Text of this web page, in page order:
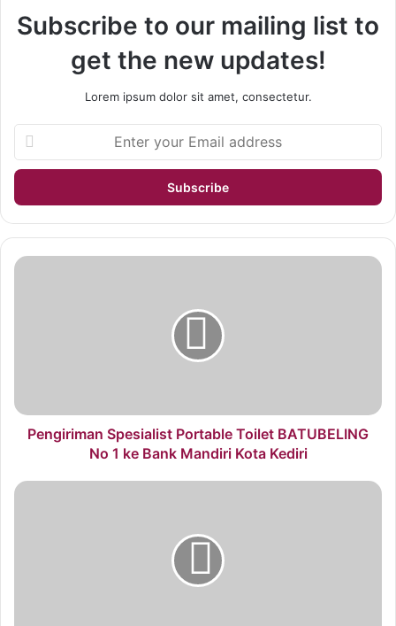
Subscribe to our mailing list to
get the new updates!
Lorem ipsum dolor sit amet, consectetur.
Pengiriman Spesialist Portable Toilet BATUBELING
No 1 ke Bank Mandiri Kota Kediri